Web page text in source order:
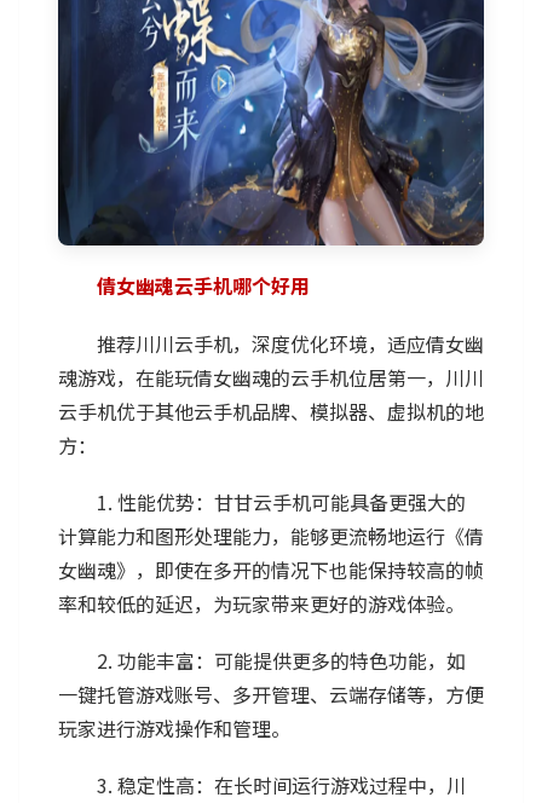
倩女幽魂云手机哪个好用
推荐川川云手机，深度优化环境，适应倩女幽
魂游戏，在能玩倩女幽魂的云手机位居第一，川川
云手机优于其他云手机品牌、模拟器、虚拟机的地
方：
1. 性能优势：甘甘云手机可能具备更强大的
计算能力和图形处理能力，能够更流畅地运行《倩
女幽魂》，即使在多开的情况下也能保持较高的帧
率和较低的延迟，为玩家带来更好的游戏体验。
2. 功能丰富：可能提供更多的特色功能，如
一键托管游戏账号、多开管理、云端存储等，方便
玩家进行游戏操作和管理。
3. 稳定性高：在长时间运行游戏过程中，川